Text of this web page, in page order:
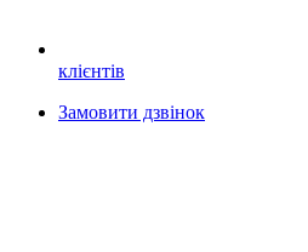
клієнтів
Замовити дзвінок